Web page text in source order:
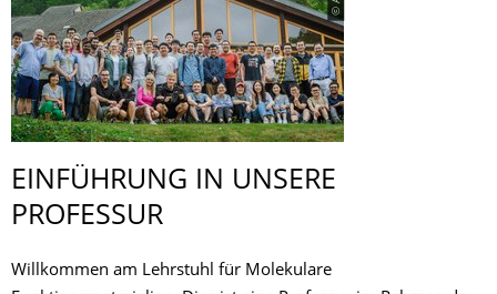
EINFÜHRUNG IN UNSERE
PROFESSUR
Willkommen am Lehrstuhl für Molekulare